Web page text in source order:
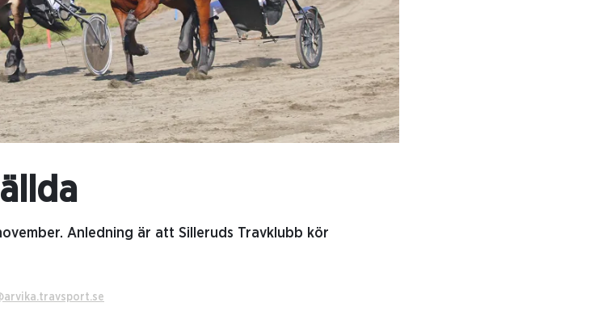
Anledning är att Silleruds Travklubb kör